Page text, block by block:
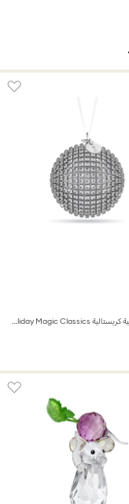
زينة كرة شبكية كريستالية Holiday Magic Classics